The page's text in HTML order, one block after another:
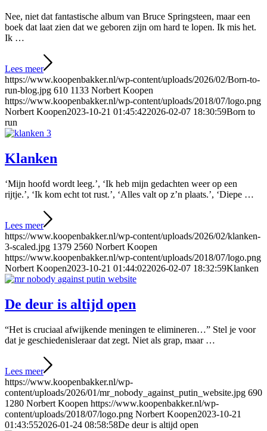
Nee, niet dat fantastische album van Bruce Springsteen, maar een
boek dat laat zien dat we geboren zijn om hard te lopen. Ik mis het.
Ik …
Lees meer
https://www.koopenbakker.nl/wp-content/uploads/2026/02/Born-to-
run-blog.jpg 610 1133 Norbert Koopen
https://www.koopenbakker.nl/wp-content/uploads/2018/07/logo.png
Norbert Koopen2023-10-21 01:45:422026-02-07 18:30:59Born to
run
Klanken
‘Mijn hoofd wordt leeg.’, ‘Ik heb mijn gedachten weer op een
rijtje.’, ‘Ik kom echt tot rust.’, ‘Alles valt op z’n plaats.’, ‘Diepe …
Lees meer
https://www.koopenbakker.nl/wp-content/uploads/2026/02/klanken-
3-scaled.jpg 1379 2560 Norbert Koopen
https://www.koopenbakker.nl/wp-content/uploads/2018/07/logo.png
Norbert Koopen2023-10-21 01:44:022026-02-07 18:32:59Klanken
De deur is altijd open
“Het is cruciaal afwijkende meningen te elimineren…” Stel je voor
dat je geschiedenisleraar dat zegt. Niet als grap, maar …
Lees meer
https://www.koopenbakker.nl/wp-
content/uploads/2026/01/mr_nobody_against_putin_website.jpg 690
1280 Norbert Koopen https://www.koopenbakker.nl/wp-
content/uploads/2018/07/logo.png Norbert Koopen2023-10-21
01:43:552026-01-24 08:58:58De deur is altijd open